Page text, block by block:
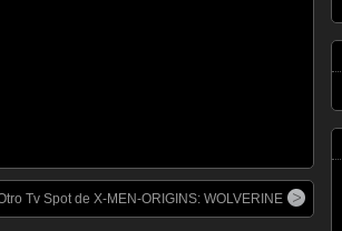
Tv Spot de X-MEN-ORIGINS: WOLVERINE